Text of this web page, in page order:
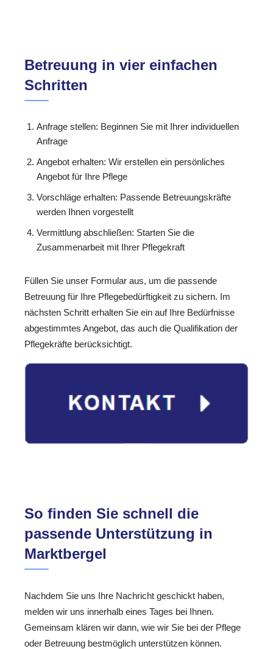
Betreuung in vier einfachen
Schritten
Anfrage stellen: Beginnen Sie mit Ihrer individuellen
Anfrage
Angebot erhalten: Wir erstellen ein persönliches
Angebot für Ihre Pflege
Vorschläge erhalten: Passende Betreuungskräfte
werden Ihnen vorgestellt
Vermittlung abschließen: Starten Sie die
Zusammenarbeit mit Ihrer Pflegekraft
Füllen Sie unser Formular aus, um die passende
Betreuung für Ihre Pflegebedürftigkeit zu sichern. Im
nächsten Schritt erhalten Sie ein auf Ihre Bedürfnisse
abgestimmtes Angebot, das auch die Qualifikation der
Pflegekräfte berücksichtigt.
So finden Sie schnell die
passende Unterstützung in
Marktbergel
Nachdem Sie uns Ihre Nachricht geschickt haben,
melden wir uns innerhalb eines Tages bei Ihnen.
Gemeinsam klären wir dann, wie wir Sie bei der Pflege
oder Betreuung bestmöglich unterstützen können.